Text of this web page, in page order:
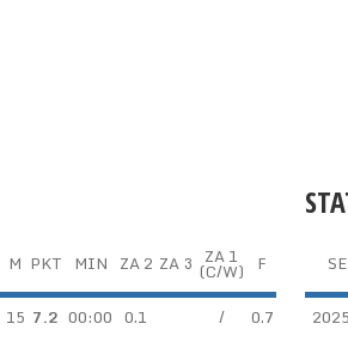
M PKT MIN ZA 2 ZA 3 ZA 1
(C/W) F
15 7.2 00:00 0.1 /
0.7